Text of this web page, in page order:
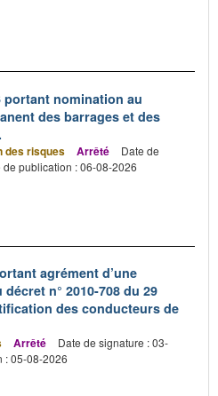
portant nomination au
des barrages et des
des risques Arrêté
Date de
de publication : 06-08-2026
agrément d’une
n° 2010-708 du 29
des conducteurs de
Arrêté
Date de signature : 03-
: 05-08-2026